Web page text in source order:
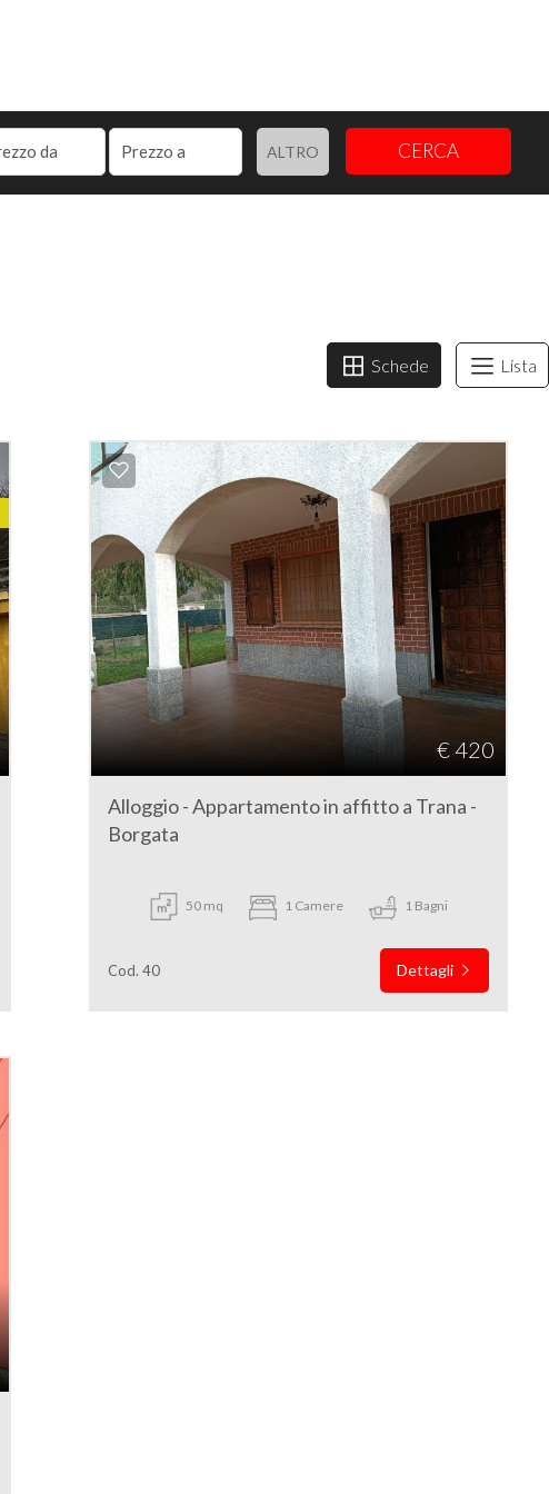
ALTRO CERCA
Schede Lista
€ 420
Alloggio - Appartamento in affitto a Trana -
Borgata
50 mq 1 Camere 1 Bagni
Cod. 40 Dettagli